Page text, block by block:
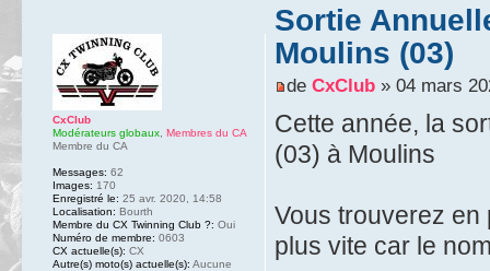
Sortie
Moulins (03)
de CxClub» 04 mars
Cette année, la
(03) à Moulins
Vous trouverez en
plus vite car le
CxClub
Modérateurs globaux Membres du CA
Membre du CA
Messages: 62
Images: 170
Enregistré le: 25 avr. 2020, 14:58
Localisation: Bourth
Membre du CX Twinning Club ?: Oui
Numéro de membre: 0603
CX actuelle(s): CX
Autre(s) moto(s) actuelle(s): Aucune